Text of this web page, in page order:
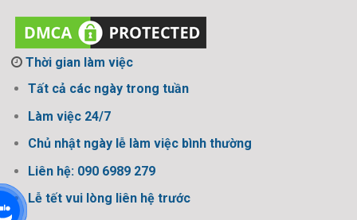
Thời gian làm việc
Tất cả các ngày trong tuần
Làm việc 24/7
Chủ nhật ngày lễ làm việc bình thường
Liên hệ: 090 6989 279
Lễ tết vui lòng liên hệ trước